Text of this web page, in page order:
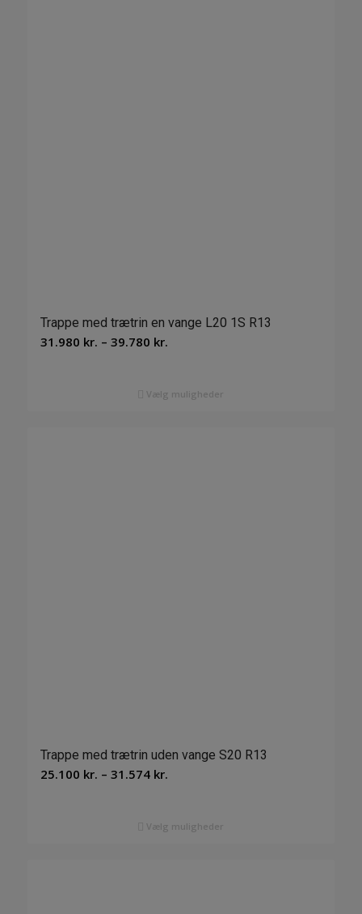
Trappe med trætrin en vange L20 1S R13
31.980 kr. – 39.780 kr.
39.780 kr.
Vælg muligheder
Trappe med trætrin uden vange S20 R13
25.100 kr. – 31.574 kr.
31.574 kr.
Vælg muligheder